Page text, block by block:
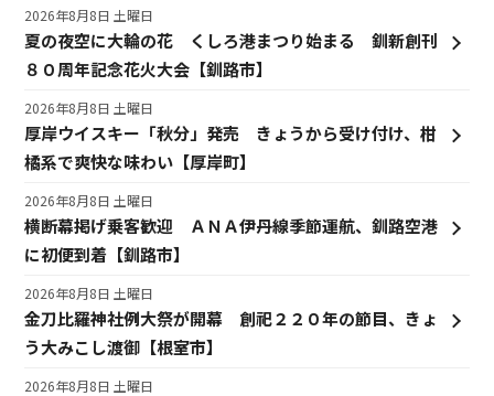
夏の夜空に大輪の花 くしろ港まつり始まる 釧新創刊
８０周年記念花火大会【釧路市】
2026年8月8日 土曜日
厚岸ウイスキー「秋分」発売 きょうから受け付け、柑
橘系で爽快な味わい【厚岸町】
2026年8月8日 土曜日
横断幕掲げ乗客歓迎 ＡＮＡ伊丹線季節運航、釧路空港
に初便到着【釧路市】
2026年8月8日 土曜日
金刀比羅神社例大祭が開幕 創祀２２０年の節目、きょ
う大みこし渡御【根室市】
2026年8月8日 土曜日
2026年8月8日 土曜日